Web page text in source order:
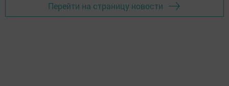
Перейти на страницу новости